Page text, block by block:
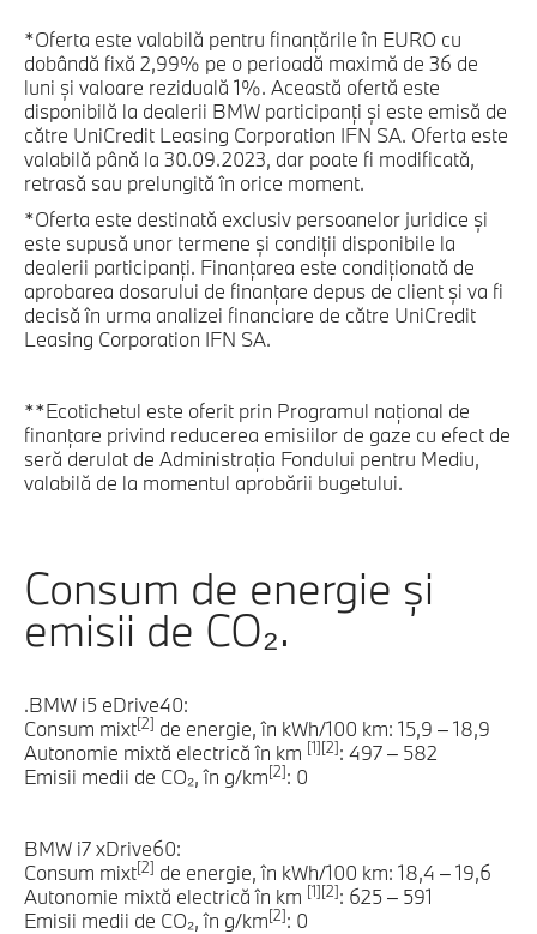
*Oferta este valabilă pentru finanțările în EURO cu
dobândă fixă 2,99% pe o perioadă maximă de 36 de
luni și valoare reziduală 1%. Această ofertă este
disponibilă la dealerii BMW participanți și este emisă de
către UniCredit Leasing Corporation IFN SA. Oferta este
valabilă până la 30.09.2023, dar poate fi modificată,
retrasă sau prelungită în orice moment.
*Oferta este destinată exclusiv persoanelor juridice și
este supusă unor termene și condiții disponibile la
dealerii participanți. Finanțarea este condiționată de
aprobarea dosarului de finanțare depus de client și va fi
decisă în urma analizei financiare de către UniCredit
Leasing Corporation IFN SA.
**Ecotichetul este oferit prin Programul național de
finanțare privind reducerea emisiilor de gaze cu efect de
seră derulat de Administrația Fondului pentru Mediu,
valabilă de la momentul aprobării bugetului.
Consum de energie şi
emisii de CO₂.
.BMW i5 eDrive40:
Consum mixt[2] de energie, în kWh/100 km: 15,9 – 18,9
Autonomie mixtă electrică în km [1][2]: 497 – 582
Emisii medii de CO₂, în g/km[2]: 0
BMW i7 xDrive60:
Consum mixt[2] de energie, în kWh/100 km: 18,4 – 19,6
Autonomie mixtă electrică în km [1][2]: 625 – 591
Emisii medii de CO₂, în g/km[2]: 0